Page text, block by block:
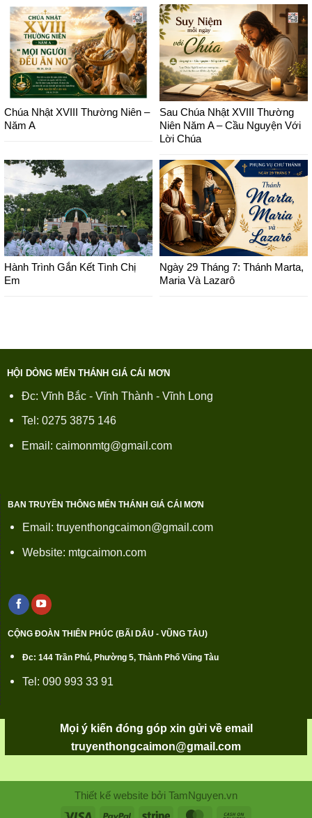
Chúa Nhật XVIII Thường Niên –
Năm A
Sau Chúa Nhật XVIII Thường
Niên Năm A – Cầu Nguyện Với
Lời Chúa
Hành Trình Gắn Kết Tình Chị
Em
Ngày 29 Tháng 7: Thánh Marta,
Maria Và Lazarô
HỘI DÒNG MẾN THÁNH GIÁ CÁI MƠN
Đc: Vĩnh Bắc - Vĩnh Thành - Vĩnh Long
Tel: 0275 3875 146
Email: caimonmtg@gmail.com
BAN TRUYỀN THÔNG MẾN THÁNH GIÁ CÁI MƠN
Email: truyenthongcaimon@gmail.com
Website: mtgcaimon.com
CỘNG ĐOÀN THIÊN PHÚC (BÃI DÂU - VŨNG TÀU)
Đc: 144 Trần Phú, Phường 5, Thành Phố Vũng Tàu
Tel: 090 993 33 91
Mọi ý kiến đóng góp xin gửi về email
truyenthongcaimon@gmail.com
Thiết kế website bởi TamNguyen.vn